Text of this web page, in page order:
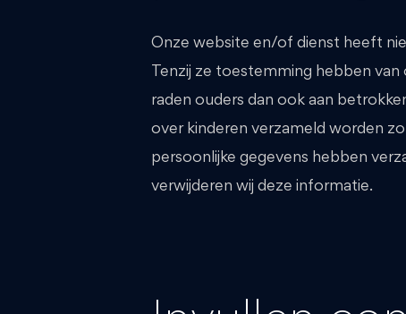
Onze website en/of dienst heeft
Tenzij ze toestemming hebben
raden ouders dan ook aan
over kinderen verzameld worden
persoonlijke gegevens hebben
verwijderen wij deze informatie.